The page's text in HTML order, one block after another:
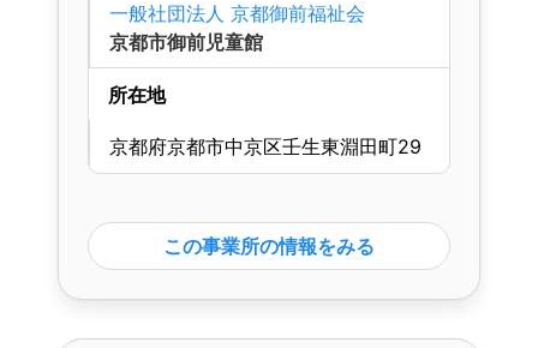
一般社団法人 京都御前福祉会
京都市御前児童館
所在地
京都府京都市中京区壬生東淵田町29
この事業所の情報をみる